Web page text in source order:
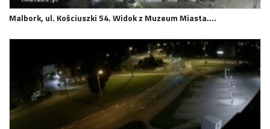
Malbork, ul. Kościuszki 54. Widok z Muzeum Miasta.…